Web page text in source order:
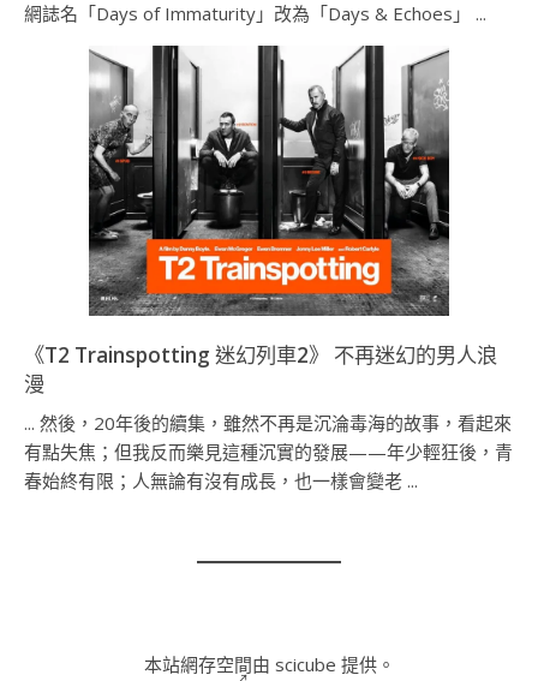
網誌名「Days of Immaturity」改為「Days & Echoes」 ...
《T2 Trainspotting 迷幻列車2》 不再迷幻的男人浪
漫
... 然後，20年後的續集，雖然不再是沉淪毒海的故事，看起來
有點失焦；但我反而樂見這種沉實的發展——年少輕狂後，青
春始終有限；人無論有沒有成長，也一樣會變老 ...
本站網存空間由 scicube 提供。